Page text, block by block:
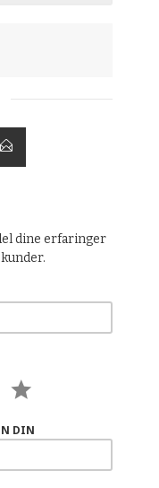
dine erfaringer
5 STAR
DIN